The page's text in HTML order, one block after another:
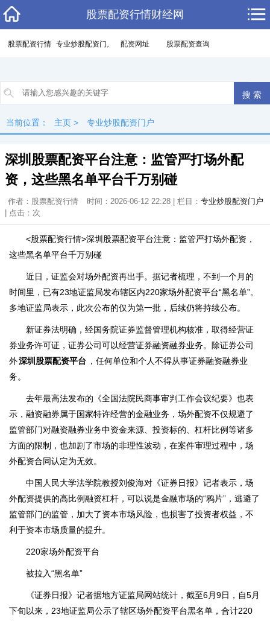
股票配资行情财经网
股票配资行情 专业炒股配资门户 配资网址 股票配资查询
当前位置： 主页 > 专业炒股配资门户
深圳股票配资平台注意：监管严打场外配
资，这些黑名单平台千万别碰
作者：股票配资行情 时间：2026-06-12 22:28 | 栏目： 专业炒股配资门户
| 点击： 次
<股票配资行情>深圳股票配资平台注意：监管严打场外配资，
这些黑名单平台千万别碰
近日，证监会对场外配资再出手。据记者梳理，不到一个月的
时间里，已有23地证监局发布辖区内220家场外配资平台“黑名单”。
多地证监局表示，此次公布的仅为第一批，后续仍将持续公布。
新证券法明确，经国务院证券监督管理机构核准，取得经营证
券业务许可证，证券公司可以经营证券融资融券业务。除证券公司
外深圳股票配资平台 ，任何单位和个人不得从事证券融资融券业
务。
去年最高法发布的《全国法院民商事审判工作会议纪要》也表
示，融资融券属于国家特许经营的金融业务，场外配资不仅规避了
监管部门对融资融券业务中资金来源、投资标的、杠杆比例等诸多
方面的限制，也加剧了市场的非理性波动，在案件审理过程中，场
外配资合同认定为无效。
中国人民大学法学院教授刘俊海对《证券日报》记者表示，场
外配资提供的高比例融资杠杆，可以说是金融市场的“鸦片”，逃避了
监管部门的监管，加大了资本市场风险，也损害了投资者权益，不
利于资本市场质量的提升。
220家场外配资平台
被拉入“黑名单”
《证券日报》记者据地方证监局网站统计，截至6月9日，自5月
下旬以来，23地证监局公示了辖区场外配资平台黑名单，合计220